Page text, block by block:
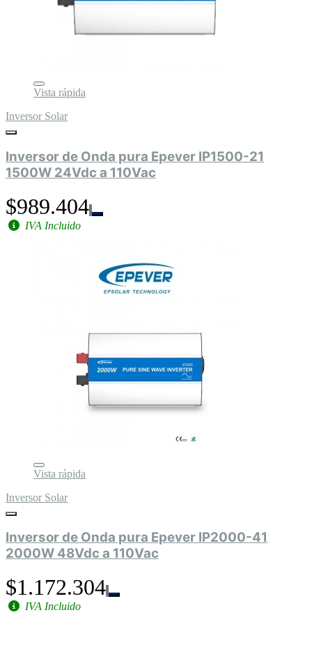
Vista rápida
Inversor Solar
Inversor de Onda pura Epever IP1500-21
1500W 24Vdc a 110Vac
$989.404
IVA Incluido
Vista rápida
Inversor Solar
Inversor de Onda pura Epever IP2000-41
2000W 48Vdc a 110Vac
$1.172.304
IVA Incluido